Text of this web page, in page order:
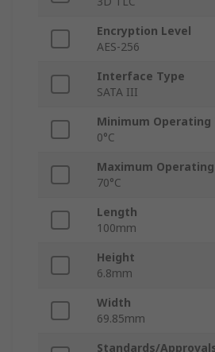
Encryption Level
AES-256
Interface Type
SATA III
Minimum
0°C
Maximum
70°C
Length
100mm
Height
6.8mm
Width
69.85mm
Standards/